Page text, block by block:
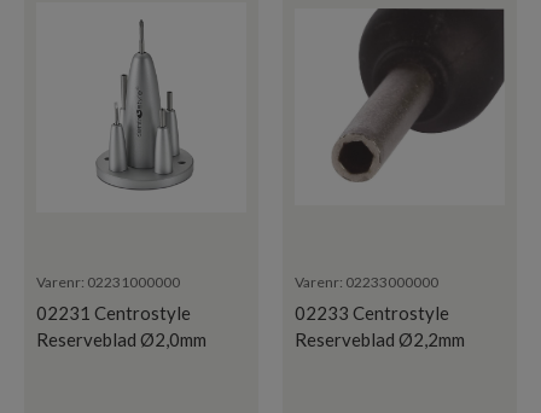
Varenr: 02231000000
02231 Centrostyle
Reserveblad Ø2,0mm
Varenr: 02233000000
02233 Centrostyle
Reserveblad Ø2,2mm